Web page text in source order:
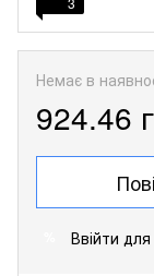
Немає в
924.46
Ввійти